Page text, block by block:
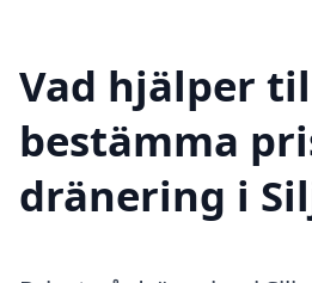
Vad hjälper
bestämma
dränering i